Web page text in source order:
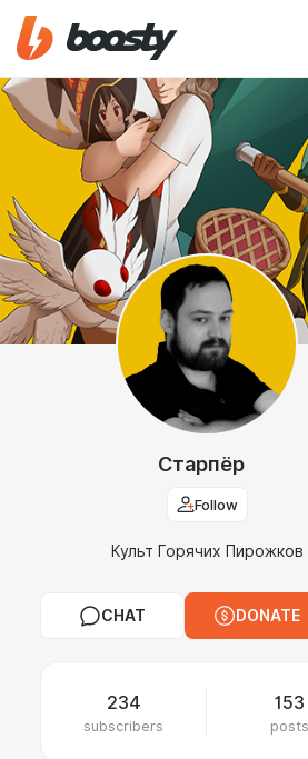
Старпёр
Follow
Культ Горячих Пирожков
CHAT DONATE
234
subscribers
153
posts